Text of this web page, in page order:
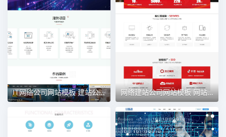
IT网络公司网站模板 建站公司网站 网站制作 网络建站公司网站模板 网站制作公司网站